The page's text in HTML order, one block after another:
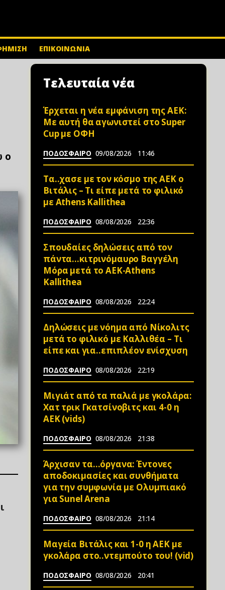
ΕΠΙΚΟΙΝΩΝΙΑ
ο
Τελευταία νέα
Έρχεται η νέα εμφάνιση της ΑΕΚ:
Με αυτή θα αγωνιστεί στο Super
Cup με ΟΦΗ
ΠΟΔΟΣΦΑΙΡΟ 09/08/2026 11:46
Τα..χασε με τον κόσμο της ΑΕΚ ο
Βιτάλις – Τι είπε μετά το φιλικό
με Athens Kallithea
ΠΟΔΟΣΦΑΙΡΟ 08/08/2026 22:36
Σπουδαίες δηλώσεις από τον
πάντα…κιτρινόμαυρο Βαγγέλη
Μόρα μετά το ΑΕΚ-Athens
Kallithea
ΠΟΔΟΣΦΑΙΡΟ 08/08/2026 22:24
Δηλώσεις με νόημα από Νίκολιτς
μετά το φιλικό με Καλλιθέα – Τι
είπε και για..επιπλέον ενίσχυση
ΠΟΔΟΣΦΑΙΡΟ 08/08/2026 22:19
Μιγιάτ από τα παλιά με γκολάρα:
Χατ τρικ Γκατσίνοβιτς και 4-0 η
ΑΕΚ (vids)
ΠΟΔΟΣΦΑΙΡΟ 08/08/2026 21:38
Άρχισαν τα…όργανα: Έντονες
αποδοκιμασίες και συνθήματα
για την συμφωνία με Ολυμπιακό
για Sunel Arena
ΠΟΔΟΣΦΑΙΡΟ 08/08/2026 21:14
Μαγεία Βιτάλις και 1-0 η ΑΕΚ με
γκολάρα στο..ντεμπούτο του! (vid)
ΠΟΔΟΣΦΑΙΡΟ 08/08/2026 20:41